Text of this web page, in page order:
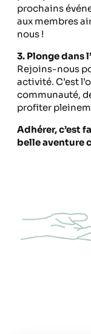
prochains
aux membres
nous !
3. Plonge dans
Rejoins-nous
activité. C’est
communauté,
profiter
Adhérer, c’est
belle aventure